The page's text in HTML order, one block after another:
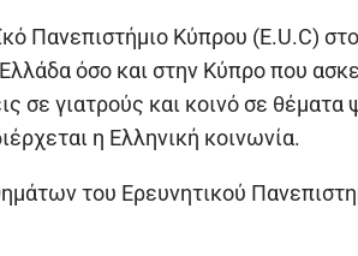
Πανεπιστήμιο Κύπρου (E.U.C)
όσο και στην Κύπρο που
σε γιατρούς και κοινό σε
η Ελληνική κοινωνία.
του Ερευνητικού